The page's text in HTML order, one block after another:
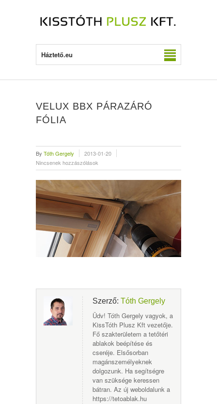
Háztető.eu
VELUX BBX PÁRAZÁRÓ
FÓLIA
By Tóth Gergely
2013-01-20
Nincsenek hozzászólások
Szerző: Tóth Gergely
Üdv! Tóth Gergely vagyok, a
KissTóth Plusz Kft vezetője.
Fő szakterületem a tetőtéri
ablakok beépítése és
cseréje. Elsősorban
magánszemélyeknek
dolgozunk. Ha segítségre
van szüksége keressen
bátran. Az új weboldalunk a
https://tetoablak.hu